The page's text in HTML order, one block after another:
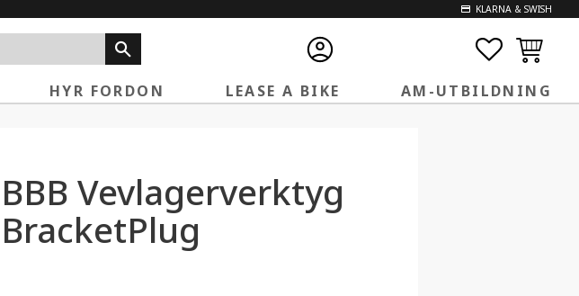
KLARNA & SWISH
HYR FORDON LEASE A BIKE AM-UTBILDNING
BBB Vevlagerverktyg
BracketPlug